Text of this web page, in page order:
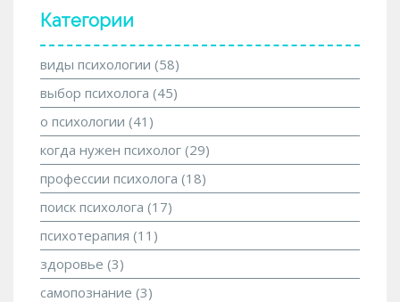
Категории
виды психологии (58)
выбор психолога (45)
о психологии (41)
когда нужен психолог (29)
профессии психолога (18)
поиск психолога (17)
психотерапия (11)
здоровье (3)
самопознание (3)